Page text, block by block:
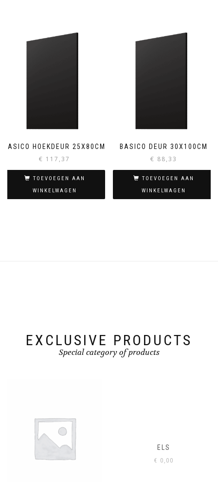
BASICO HOEKDEUR 25X80CM
€ 117,37
TOEVOEGEN AAN
WINKELWAGEN
BASICO DEUR 30X100CM
€ 88,33
TOEVOEGEN AAN
WINKELWAGEN
EXCLUSIVE PRODUCTS
Special category of products
ELS
€ 0,00